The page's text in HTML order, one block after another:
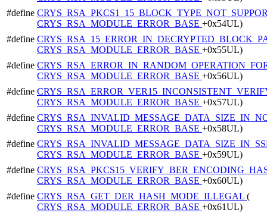
#define
CRYS_RSA_MODULE_ERROR_BASE +0x54UL)
#define
CRYS_RSA_MODULE_ERROR_BASE +0x55UL)
#define
CRYS_RSA_MODULE_ERROR_BASE +0x56UL)
#define
CRYS_RSA_MODULE_ERROR_BASE +0x57UL)
#define
CRYS_RSA_MODULE_ERROR_BASE +0x58UL)
#define
CRYS_RSA_MODULE_ERROR_BASE +0x59UL)
#define
CRYS_RSA_MODULE_ERROR_BASE +0x60UL)
#define CRYS_RSA_GET_DER_HASH_MODE_ILLEGAL (
CRYS_RSA_MODULE_ERROR_BASE +0x61UL)